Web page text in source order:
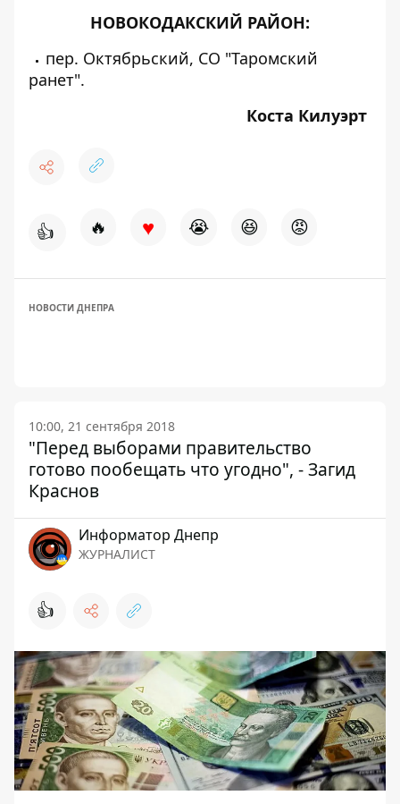
НОВОКОДАКСКИЙ РАЙОН:
пер. Октябрьский, СО "Таромский
ранет".
Коста Килуэрт
👍 🔥 ♥ 😭 😆 😡
НОВОСТИ ДНЕПРА
10:00, 21 сентября 2018
"Перед выборами правительство
готово пообещать что угодно", - Загид
Краснов
Информатор Днепр
ЖУРНАЛИСТ
👍